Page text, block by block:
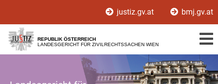
[1]
[2]
[3]
justiz.gv.at bmj.gv.at
REPUBLIK ÖSTERREICH
LANDESGERICHT FÜR ZIVILRECHTSSACHEN WIEN